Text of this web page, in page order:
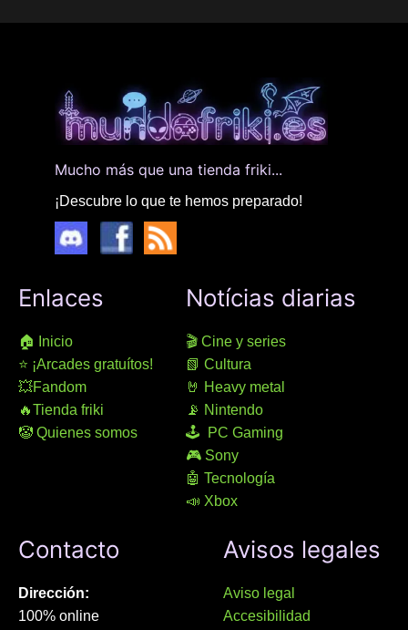
Mucho más que una tienda friki...
¡Descubre lo que te hemos preparado!
Enlaces
🏠 Inicio
⭐ ¡Arcades gratuítos!
💥Fandom
🔥Tienda friki
🤡 Quienes somos
Notícias diarias
🎬 Cine y series
📗 Cultura
🤘 Heavy metal
📡 Nintendo
🕹 PC Gaming
🎮 Sony
🤖 Tecnología
📣 Xbox
Contacto
Dirección:
100% online
Avisos legales
Aviso legal
Accesibilidad